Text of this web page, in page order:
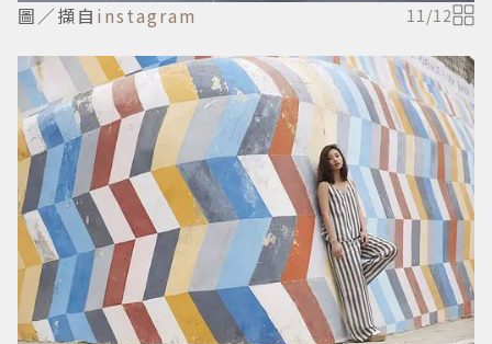
圖／擷自 instagram 11 /12